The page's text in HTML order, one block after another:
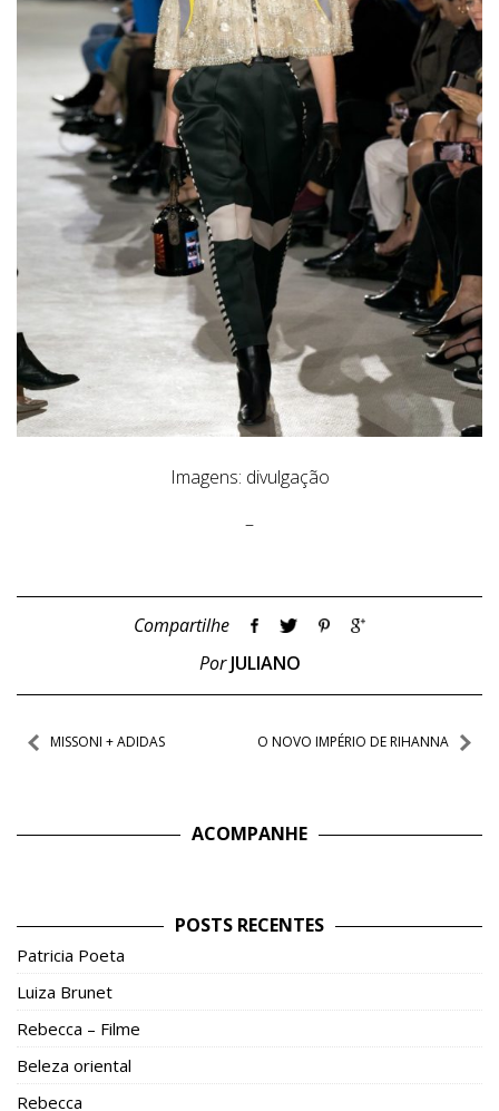
Imagens: divulgação
–
Compartilhe
PorJULIANO
Navegação
MISSONI + ADIDAS O NOVO IMPÉRIO DE RIHANNA
ACOMPANHE
POSTS RECENTES
Patricia Poeta
Luiza Brunet
Rebecca – Filme
Beleza oriental
Rebecca